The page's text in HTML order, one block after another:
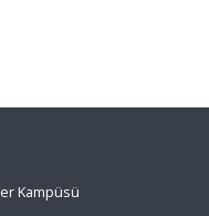
Kampüsü